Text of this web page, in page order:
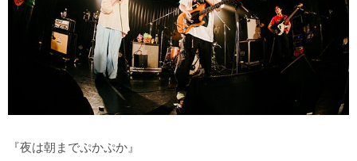
『夜は朝までぷかぷか』